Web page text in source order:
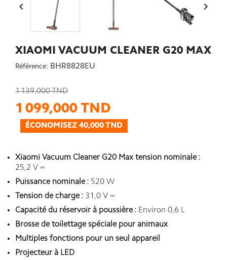
 
XIAOMI VACUUM CLEANER G20 MAX
Référence: BHR8828EU
1 139,000 TND
1 099,000 TND
ÉCONOMISEZ 40,000 TND
Xiaomi Vacuum Cleaner G20 Max tension nominale :
25,2 V ⎓
Puissance nominale : 520 W
Tension de charge : 31,0 V ⎓
Capacité du réservoir à poussière : Environ 0,6 L
Brosse de toilettage spéciale pour animaux
Multiples fonctions pour un seul appareil
Projecteur à LED